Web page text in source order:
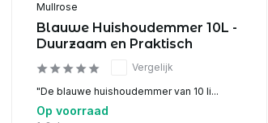
Mullrose
Blauwe Huishoudemmer 10L -
Duurzaam en Praktisch
Vergelijk
"De blauwe huishoudemmer van 10 li...
Op voorraad